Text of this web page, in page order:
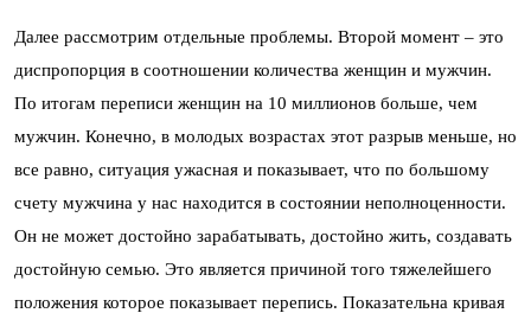
Далее рассмотрим отдельные проблемы. Второй момент – это
диспропорция в соотношении количества женщин и мужчин.
По итогам переписи женщин на 10 миллионов больше, чем
мужчин. Конечно, в молодых возрастах этот разрыв меньше, но
все равно, ситуация ужасная и показывает, что по большому
счету мужчина у нас находится в состоянии неполноценности.
Он не может достойно зарабатывать, достойно жить, создавать
достойную семью. Это является причиной того тяжелейшего
положения которое показывает перепись. Показательна кривая